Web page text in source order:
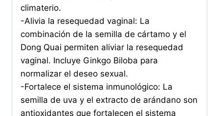
climaterio.
-Alivia la resequedad vaginal: La
combinación de la semilla de cártamo y el
Dong Quai permiten aliviar la resequedad
vaginal. Incluye Ginkgo Biloba para
normalizar el deseo sexual.
-Fortalece el sistema inmunológico: La
semilla de uva y el extracto de arándano son
antioxidantes que fortalecen el sistema